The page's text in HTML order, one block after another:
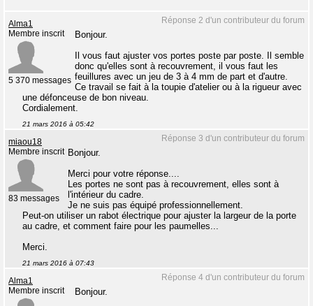
Réponse 2 d'un contributeur du forum
Alma1
Membre inscrit
5 370 messages
Bonjour.
Il vous faut ajuster vos portes poste par poste. Il semble
donc qu'elles sont à recouvrement, il vous faut les
feuillures avec un jeu de 3 à 4 mm de part et d'autre.
Ce travail se fait à la toupie d'atelier ou à la rigueur avec
une défonceuse de bon niveau.
Cordialement.
21 mars 2016 à 05:42
Réponse 3 d'un contributeur du forum
miaou18
Membre inscrit
83 messages
Bonjour.
Merci pour votre réponse....
Les portes ne sont pas à recouvrement, elles sont à
l'intérieur du cadre.
Je ne suis pas équipé professionnellement.
Peut-on utiliser un rabot électrique pour ajuster la largeur de la porte
au cadre, et comment faire pour les paumelles...
Merci.
21 mars 2016 à 07:43
Réponse 4 d'un contributeur du forum
Alma1
Membre inscrit
Bonjour.